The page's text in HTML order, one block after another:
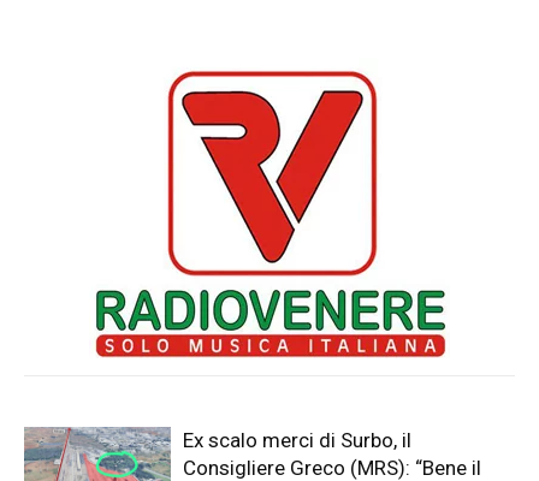
Ex scalo merci di Surbo, il
Consigliere Greco (MRS): “Bene il